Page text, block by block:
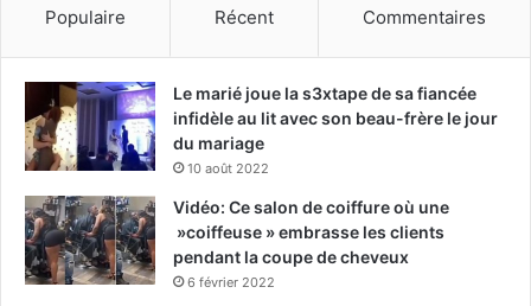
Populaire Récent Commentaires
Le marié joue la s3xtape de sa fiancée
infidèle au lit avec son beau-frère le jour
du mariage
10 août 2022
Vidéo: Ce salon de coiffure où une
»coiffeuse » embrasse les clients
pendant la coupe de cheveux
6 février 2022